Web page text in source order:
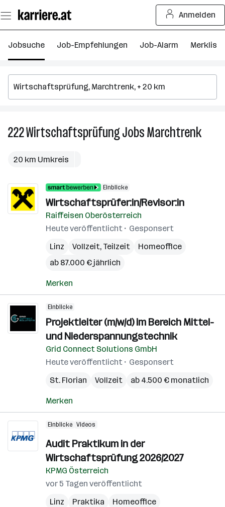
Seiteninhalt
springen
Anmelden
Jobsuche Job-Empfehlungen Job-Alarm Merkliste
222WirtschaftsprüfungJobsMarchtrenk222
20 km Umkreis
Einblicke
Wirtschaftsprüfer:in/Revisor:in
Raiffeisen Oberösterreich
Heute veröffentlicht
Gesponsert
Linz
Vollzeit, Teilzeit
Homeoffice
ab 87.000 € jährlich
Merken
Einblicke
Projektleiter (m/w/d) im Bereich Mittel-
und Niederspannungstechnik
Grid Connect Solutions GmbH
Heute veröffentlicht
Gesponsert
St. Florian
Vollzeit ab 4.500 € monatlich
Merken
Einblicke Videos
Audit Praktikum in der
Wirtschaftsprüfung 2026/2027
KPMG Österreich
vor 5 Tagen veröffentlicht
Linz
Praktika
Homeoffice